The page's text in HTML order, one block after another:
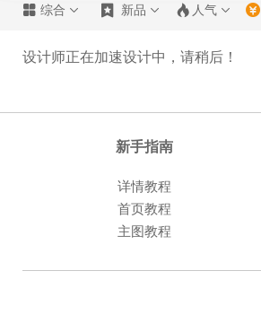
 综合   新品   人气  
设计师正在加速设计中，请稍后！
新手指南
详情教程
首页教程
主图教程